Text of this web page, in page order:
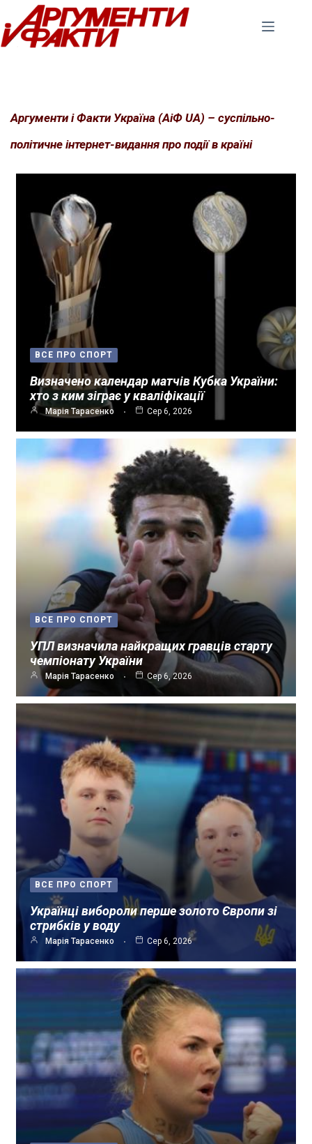
Перейти
до
вмісту
Аргументи і Факти Україна (АіФ UA) – суспільно-
політичне інтернет-видання про події в країні
ВСЕ ПРО СПОРТ
Визначено календар матчів Кубка України:
хто з ким зіграє у кваліфікації
Марія Тарасенко Сер 6, 2026
ВСЕ ПРО СПОРТ
УПЛ визначила найкращих гравців старту
чемпіонату України
Марія Тарасенко Сер 6, 2026
ВСЕ ПРО СПОРТ
Українці вибороли перше золото Європи зі
стрибків у воду
Марія Тарасенко Сер 6, 2026